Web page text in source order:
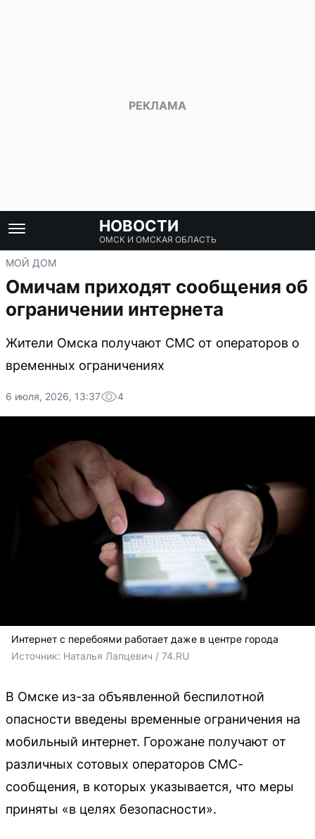
НОВОСТИ
ОМСК И ОМСКАЯ ОБЛАСТЬ
МОЙ ДОМ
Омичам приходят сообщения об
ограничении интернета
Жители Омска получают СМС от операторов о
временных ограничениях
6 июля, 2026, 13:37 4
Интернет с перебоями работает даже в центре города
Источник: Наталья Лапцевич / 74.RU
В Омске из-за объявленной беспилотной
опасности введены временные ограничения на
мобильный интернет. Горожане получают от
различных сотовых операторов СМС-
сообщения, в которых указывается, что меры
приняты «в целях безопасности».